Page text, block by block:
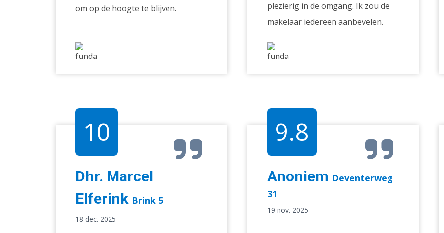
om op de hoogte te blijven.
plezierig in de omgang. Ik zou de
makelaar iedereen aanbevelen.
10
Dhr. Marcel
Elferink Brink 5
18 dec. 2025
9.8
Anoniem Deventerweg
31
19 nov. 2025